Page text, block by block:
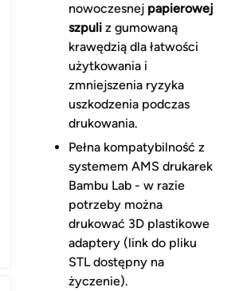
nowoczesnej papierowej
szpuliz gumowaną
krawędzią dla łatwości
użytkowania i
zmniejszenia ryzyka
uszkodzenia podczas
drukowania.
Pełna kompatybilność z
systemem AMS drukarek
Bambu Lab - w razie
potrzeby można
drukować 3D plastikowe
adaptery (link do pliku
STL dostępny na
życzenie).